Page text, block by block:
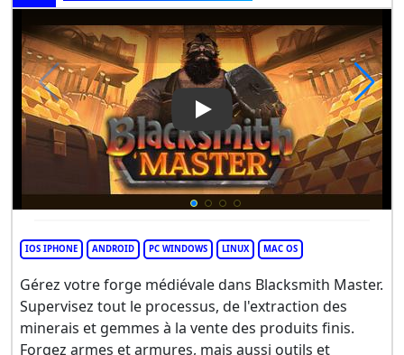
Play Video: Blacksmith
IOS IPHONE ANDROID PC WINDOWS LINUX MAC OS
Gérez votre forge médiévale dans Blacksmith Master.
Supervisez tout le processus, de l'extraction des
minerais et gemmes à la vente des produits finis.
Forgez armes et armures, mais aussi outils et